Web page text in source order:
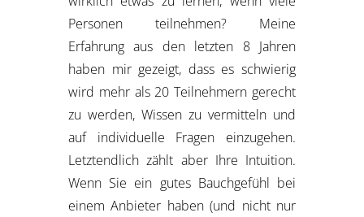
Personen teilnehmen? Meine
Erfahrung aus den letzten 8 Jahren
haben mir gezeigt, dass es schwierig
wird mehr als 20 Teilnehmern gerecht
zu werden, Wissen zu vermitteln und
auf individuelle Fragen einzugehen.
Letztendlich zählt aber Ihre Intuition.
Wenn Sie ein gutes Bauchgefühl bei
einem Anbieter haben (und nicht nur